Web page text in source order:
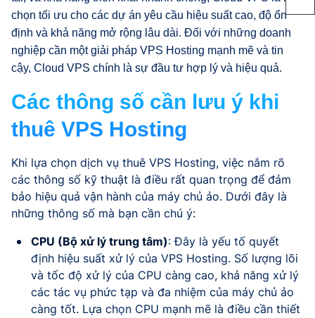
chọn tối ưu cho các dự án yêu cầu hiệu suất cao, độ ổn
định và khả năng mở rộng lâu dài. Đối với những doanh
nghiệp cần một giải pháp VPS Hosting mạnh mẽ và tin
cậy, Cloud VPS chính là sự đầu tư hợp lý và hiệu quả.
Các thông số cần lưu ý khi
thuê VPS Hosting
Khi lựa chọn dịch vụ thuê VPS Hosting, việc nắm rõ
các thông số kỹ thuật là điều rất quan trọng để đảm
bảo hiệu quả vận hành của máy chủ ảo. Dưới đây là
những thông số mà bạn cần chú ý:
CPU (Bộ xử lý trung tâm): Đây là yếu tố quyết
định hiệu suất xử lý của VPS Hosting. Số lượng lõi
và tốc độ xử lý của CPU càng cao, khả năng xử lý
các tác vụ phức tạp và đa nhiệm của máy chủ ảo
càng tốt. Lựa chọn CPU mạnh mẽ là điều cần thiết